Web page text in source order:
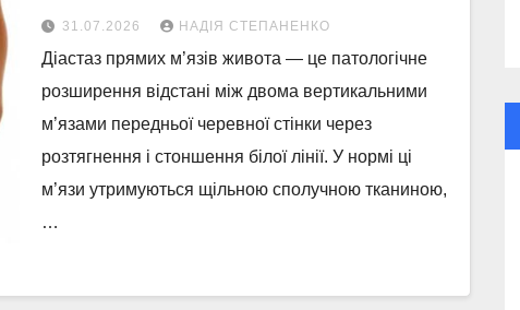
31.07.2026 НАДІЯ СТЕПАНЕНКО
Діастаз прямих м’язів живота — це патологічне
розширення відстані між двома вертикальними
м’язами передньої черевної стінки через
розтягнення і стоншення білої лінії. У нормі ці
м’язи утримуються щільною сполучною тканиною,
…